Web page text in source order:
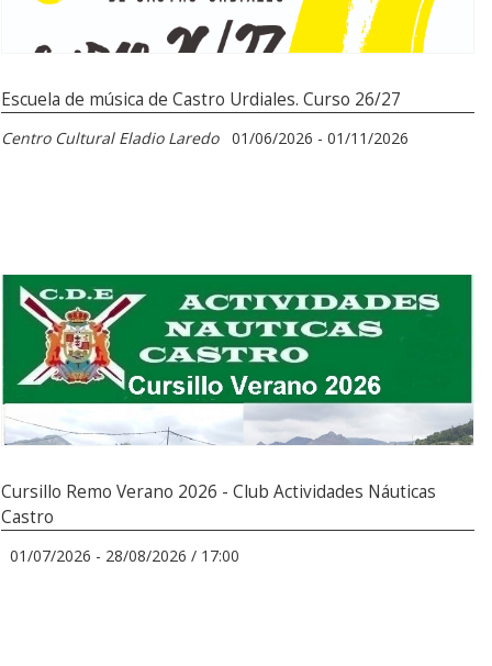
Escuela de música de Castro Urdiales. Curso 26/27
Centro Cultural Eladio Laredo 01/06/2026 - 01/11/2026
Cursillo Remo Verano 2026 - Club Actividades Náuticas
Castro
01/07/2026 - 28/08/2026 / 17:00